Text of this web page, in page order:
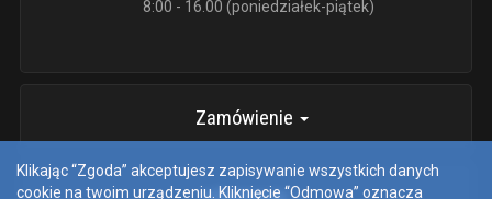
8:00 - 16.00 (poniedziałek-piątek)
Zamówienie
Klikając “Zgoda” akceptujesz zapisywanie wszystkich danych
cookie na twoim urządzeniu. Kliknięcie “Odmowa” oznacza